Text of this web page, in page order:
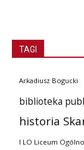
TAGI
Arkadiusz Bogucki
biblioteka
historia
I LO Liceum